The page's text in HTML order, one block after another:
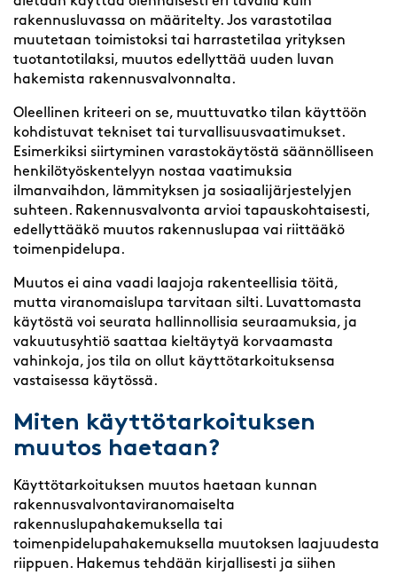
rakennusluvassa on määritelty. Jos varastotilaa
muutetaan toimistoksi tai harrastetilaa yrityksen
tuotantotilaksi, muutos edellyttää uuden luvan
hakemista rakennusvalvonnalta.
Oleellinen kriteeri on se, muuttuvatko tilan käyttöön
kohdistuvat tekniset tai turvallisuusvaatimukset.
Esimerkiksi siirtyminen varastokäytöstä säännölliseen
henkilötyöskentelyyn nostaa vaatimuksia
ilmanvaihdon, lämmityksen ja sosiaalijärjestelyjen
suhteen. Rakennusvalvonta arvioi tapauskohtaisesti,
edellyttääkö muutos rakennuslupaa vai riittääkö
toimenpidelupa.
Muutos ei aina vaadi laajoja rakenteellisia töitä,
mutta viranomaislupa tarvitaan silti. Luvattomasta
käytöstä voi seurata hallinnollisia seuraamuksia, ja
vakuutusyhtiö saattaa kieltäytyä korvaamasta
vahinkoja, jos tila on ollut käyttötarkoituksensa
vastaisessa käytössä.
Miten käyttötarkoituksen
muutos haetaan?
Käyttötarkoituksen muutos haetaan kunnan
rakennusvalvontaviranomaiselta
rakennuslupahakemuksella tai
toimenpidelupahakemuksella muutoksen laajuudesta
riippuen. Hakemus tehdään kirjallisesti ja siihen